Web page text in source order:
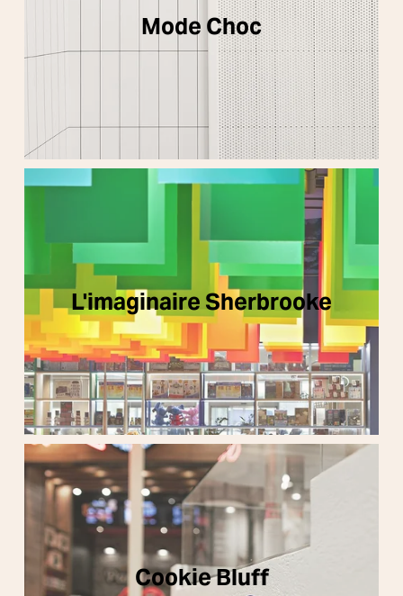
Mode Choc
L'imaginaire Sherbrooke
Cookie Bluff